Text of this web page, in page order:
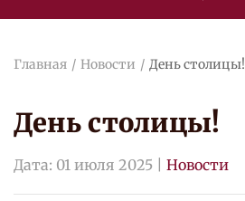
Главная Новости День столицы!
День столицы!
Дата: 01 июля 2025 Новости